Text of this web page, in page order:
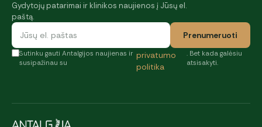
Gydytojų patarimai ir klinikos naujienos į Jūsų el.
paštą.
Prenumeruoti
Sutinku gauti Antalgijos naujienas ir
susipažinau su
privatumo
politika
. Bet kada galėsiu
atsisakyti.